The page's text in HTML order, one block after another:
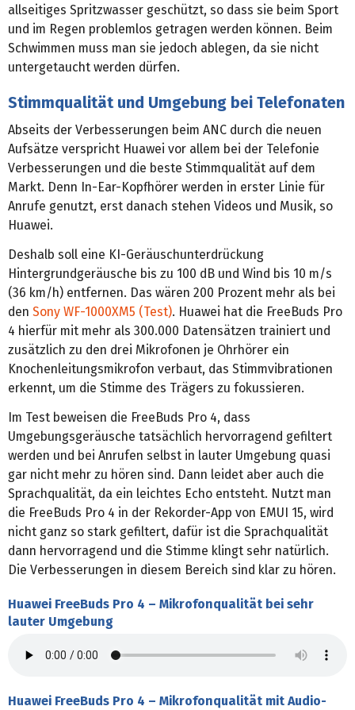
allseitiges Spritzwasser geschützt, so dass sie beim Sport
und im Regen problemlos getragen werden können. Beim
Schwimmen muss man sie jedoch ablegen, da sie nicht
untergetaucht werden dürfen.
Stimmqualität und Umgebung bei Telefonaten
Abseits der Verbesserungen beim ANC durch die neuen
Aufsätze verspricht Huawei vor allem bei der Telefonie
Verbesserungen und die beste Stimmqualität auf dem
Markt. Denn In-Ear-Kopfhörer werden in erster Linie für
Anrufe genutzt, erst danach stehen Videos und Musik, so
Huawei.
Deshalb soll eine KI-Geräuschunterdrückung
Hintergrundgeräusche bis zu 100 dB und Wind bis 10 m/s
(36 km/h) entfernen. Das wären 200 Prozent mehr als bei
den Sony WF-1000XM5 (Test). Huawei hat die FreeBuds Pro
4 hierfür mit mehr als 300.000 Datensätzen trainiert und
zusätzlich zu den drei Mikrofonen je Ohrhörer ein
Knochenleitungsmikrofon verbaut, das Stimmvibrationen
erkennt, um die Stimme des Trägers zu fokussieren.
Im Test beweisen die FreeBuds Pro 4, dass
Umgebungsgeräusche tatsächlich hervorragend gefiltert
werden und bei Anrufen selbst in lauter Umgebung quasi
gar nicht mehr zu hören sind. Dann leidet aber auch die
Sprachqualität, da ein leichtes Echo entsteht. Nutzt man
die FreeBuds Pro 4 in der Rekorder-App von EMUI 15, wird
nicht ganz so stark gefiltert, dafür ist die Sprachqualität
dann hervorragend und die Stimme klingt sehr natürlich.
Die Verbesserungen in diesem Bereich sind klar zu hören.
Huawei FreeBuds Pro 4 – Mikrofonqualität bei sehr
lauter Umgebung
Huawei FreeBuds Pro 4 – Mikrofonqualität mit Audio-